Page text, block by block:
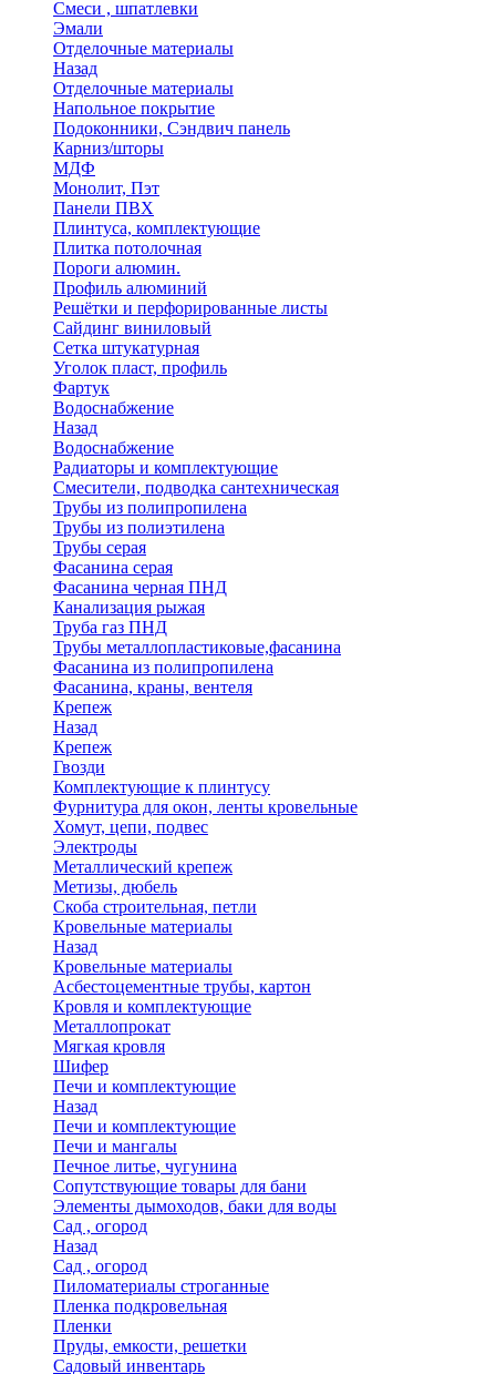
Смеси , шпатлевки
Эмали
Отделочные материалы
Назад
Отделочные материалы
Напольное покрытие
Подоконники, Сэндвич панель
Карниз/шторы
МДФ
Монолит, Пэт
Панели ПВХ
Плинтуса, комплектующие
Плитка потолочная
Пороги алюмин.
Профиль алюминий
Решётки и перфорированные листы
Сайдинг виниловый
Сетка штукатурная
Уголок пласт, профиль
Фартук
Водоснабжение
Назад
Водоснабжение
Радиаторы и комплектующие
Смесители, подводка сантехническая
Трубы из полипропилена
Трубы из полиэтилена
Трубы серая
Фасанина серая
Фасанина черная ПНД
Канализация рыжая
Труба газ ПНД
Трубы металлопластиковые,фасанина
Фасанина из полипропилена
Фасанина, краны, вентеля
Крепеж
Назад
Крепеж
Гвозди
Комплектующие к плинтусу
Фурнитура для окон, ленты кровельные
Хомут, цепи, подвес
Электроды
Металлический крепеж
Метизы, дюбель
Скоба строительная, петли
Кровельные материалы
Назад
Кровельные материалы
Асбестоцементные трубы, картон
Кровля и комплектующие
Металлопрокат
Мягкая кровля
Шифер
Печи и комплектующие
Назад
Печи и комплектующие
Печи и мангалы
Печное литье, чугунина
Сопутствующие товары для бани
Элементы дымоходов, баки для воды
Сад , огород
Назад
Сад , огород
Пиломатериалы строганные
Пленка подкровельная
Пленки
Пруды, емкости, решетки
Садовый инвентарь